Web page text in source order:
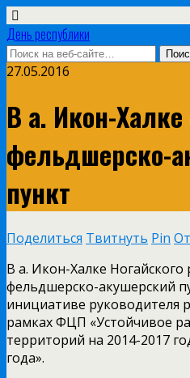
День республики
27.05.2016
В а. Икон-
фельдшерско-
пункт
Поделиться Твитнуть Pin
В а. Икон-Халке Ногайского
фельдшерско-акушерский
инициативе руководителя
рамках ФЦП «Устойчивое
территорий на 2014-2017
года».